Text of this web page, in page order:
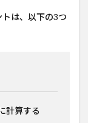
は、以下の3つ
計算する